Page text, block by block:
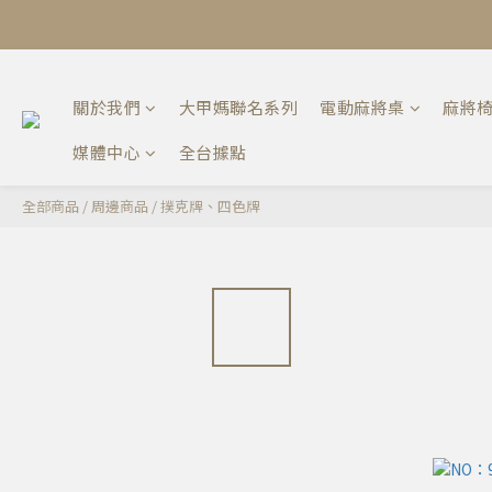
關於我們 大甲媽聯名系列 電動麻將桌
麻將
媒體中心
全台據點
全部商品 / 周邊商品 /撲克牌、四色牌